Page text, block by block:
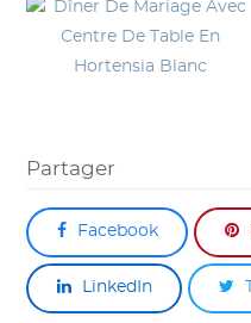
Partager
Facebook
LinkedIn